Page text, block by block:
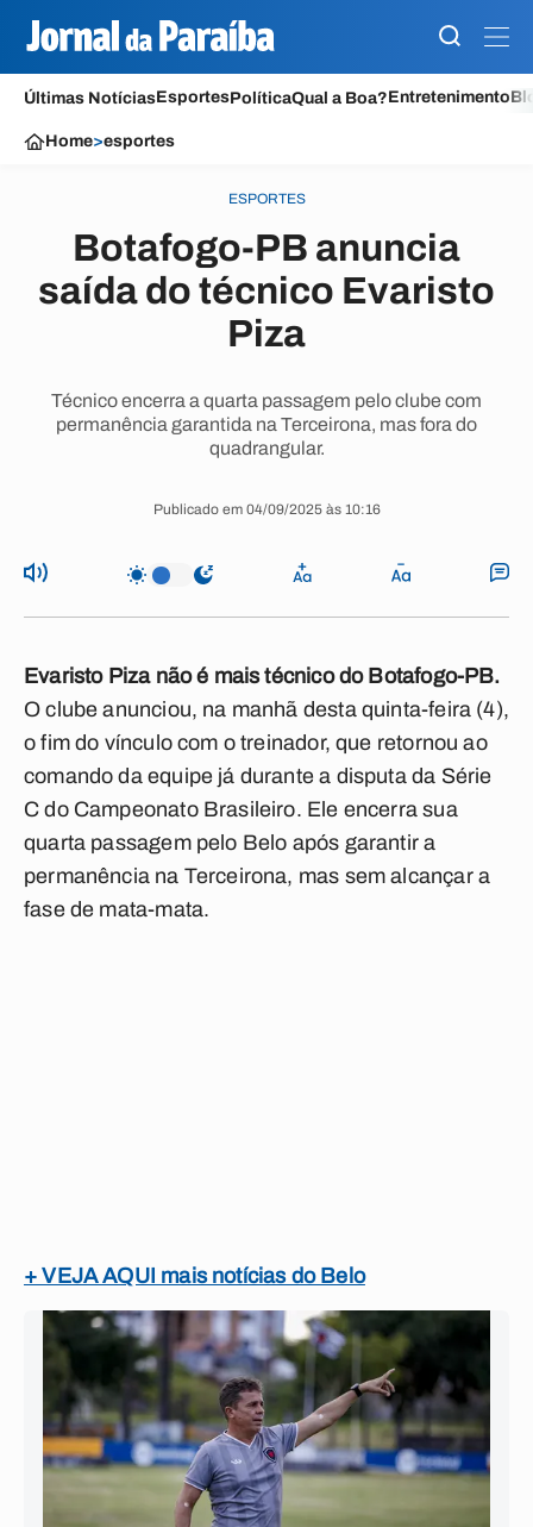
Últimas NotíciasEsportesPolíticaQual a Boa?Entretenimento
Home>esportes
ESPORTES
Botafogo-PB anuncia
saída do técnico Evaristo
Piza
Técnico encerra a quarta passagem pelo clube com
permanência garantida na Terceirona, mas fora do
quadrangular.
Publicado em 04/09/2025 às 10:16
Evaristo Piza não é mais técnico do Botafogo-PB.
O clube anunciou, na manhã desta quinta-feira (4),
o fim do vínculo com o treinador, que retornou ao
comando da equipe já durante a disputa da Série
C do Campeonato Brasileiro. Ele encerra sua
quarta passagem pelo Belo após garantir a
permanência na Terceirona, mas sem alcançar a
fase de mata-mata.
+ VEJA AQUI mais notícias do Belo